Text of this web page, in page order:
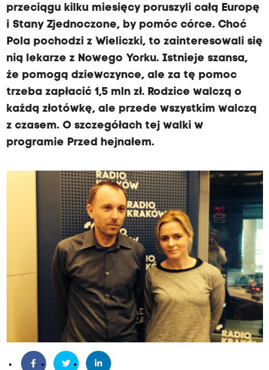
przeciągu kilku miesięcy poruszyli całą Europę
i Stany Zjednoczone, by pomóc córce. Choć
Pola pochodzi z Wieliczki, to zainteresowali się
nią lekarze z Nowego Yorku. Istnieje szansa,
że pomogą dziewczynce, ale za tę pomoc
trzeba zapłacić 1,5 mln zł. Rodzice walczą o
każdą złotówkę, ale przede wszystkim walczą
z czasem. O szczegółach tej walki w
programie Przed hejnałem.